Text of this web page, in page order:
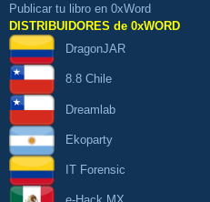
Publicar tu libro en 0xWord
DISTRIBUIDORES de 0xWORD
DragonJAR
8.8 Chile
Dreamlab
Ekoparty
IT Forensic